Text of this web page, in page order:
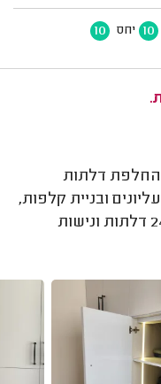
10 יחס 10
החלפת דלתות
ובניית קלפות,
בנייה של חדר ארונות 24 דלתות ונישות